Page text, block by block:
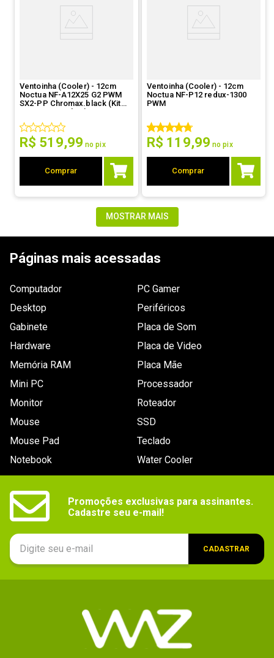
Ventoinha (Cooler) - 12cm
Noctua NF-A12X25 G2 PWM
SX2-PP Chromax.black (Kit
com 2 ventoinhas)
R$ 519,99 no pix
Comprar
Ventoinha (Cooler) - 12cm
Noctua NF-P12 redux-1300
PWM
R$ 119,99 no pix
Comprar
MOSTRAR MAIS
Páginas mais acessadas
Computador
Desktop
Gabinete
Hardware
Memória RAM
Mini PC
Monitor
Mouse
Mouse Pad
Notebook
PC Gamer
Periféricos
Placa de Som
Placa de Video
Placa Mãe
Processador
Roteador
SSD
Teclado
Water Cooler
Promoções exclusivas para assinantes.
Cadastre seu e-mail!
CADASTRAR